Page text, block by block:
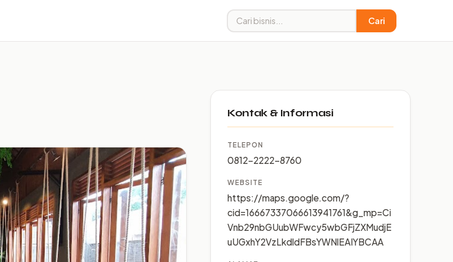
Cari
Kontak & Informasi
TELEPON
0812-2222-8760
WEBSITE
https://maps.google.com/?
cid=16667337066613941761&g_mp=Ci
Vnb29nbGUubWFwcy5wbGFjZXMudjE
uUGxhY2VzLkdldFBsYWNlEAIYBCAA